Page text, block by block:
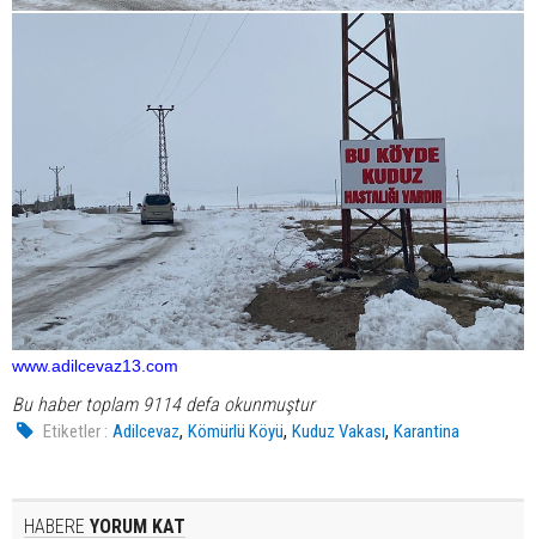
www.adilcevaz13.com
Bu haber toplam 9114 defa okunmuştur
Etiketler : Adilcevaz,Kömürlü Köyü,Kuduz Vakası,Karantina
HABERE YORUM KAT